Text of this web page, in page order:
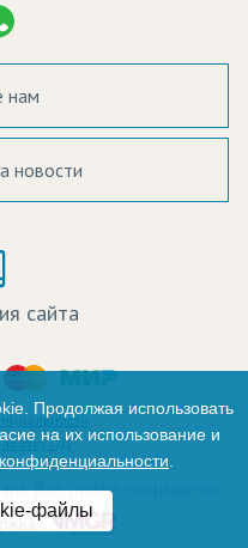
нам
новости
сайта
ПД
Все права защищены
Продолжая использовать
на их использование и
файлы